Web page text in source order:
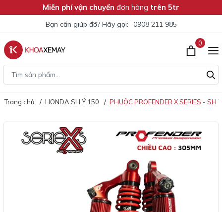
Miễn phí vận chuyển đơn hàng trên 5tr
Bạn cần giúp đỡ? Hãy gọi: 0908 211 985
0
Trang chủ HONDA SH Ý 150 PHUỘC PROFENDER X SERIES - SH